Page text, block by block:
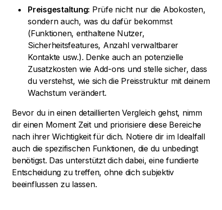
Preisgestaltung: Prüfe nicht nur die Abokosten,
sondern auch, was du dafür bekommst
(Funktionen, enthaltene Nutzer,
Sicherheitsfeatures, Anzahl verwaltbarer
Kontakte usw.). Denke auch an potenzielle
Zusatzkosten wie Add-ons und stelle sicher, dass
du verstehst, wie sich die Preisstruktur mit deinem
Wachstum verändert.
Bevor du in einen detaillierten Vergleich gehst, nimm
dir einen Moment Zeit und priorisiere diese Bereiche
nach ihrer Wichtigkeit für dich. Notiere dir im Idealfall
auch die spezifischen Funktionen, die du unbedingt
benötigst. Das unterstützt dich dabei, eine fundierte
Entscheidung zu treffen, ohne dich subjektiv
beeinflussen zu lassen.